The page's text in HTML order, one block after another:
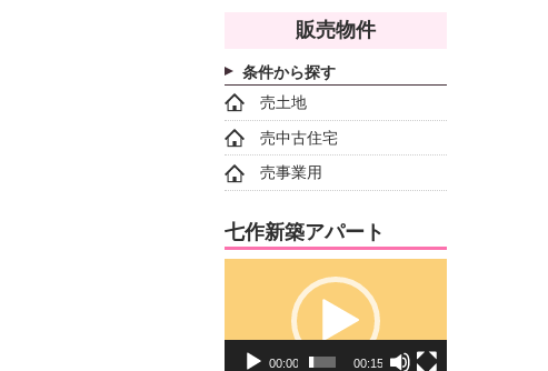
販売物件
条件から探す
売土地
売中古住宅
売事業用
七作新築アパート
00:00 00:15